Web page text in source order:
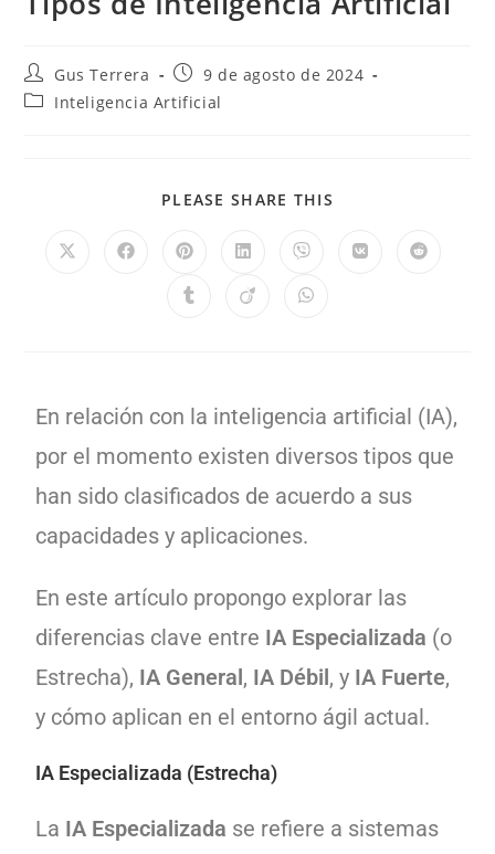
Gus Terrera
9 de agosto de 2024
Inteligencia Artificial
PLEASE SHARE THIS
En relación con la inteligencia artificial (IA),
por el momento existen diversos tipos que
han sido clasificados de acuerdo a sus
capacidades y aplicaciones.
En este artículo propongo explorar las
diferencias clave entre IA Especializada (o
Estrecha), IA General, IA Débil, y IA Fuerte,
y cómo aplican en el entorno ágil actual.
IA Especializada (Estrecha)
La IA Especializada se refiere a sistemas